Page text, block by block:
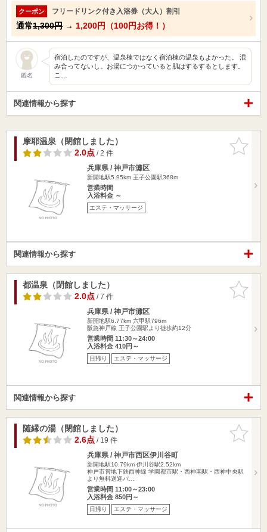
クーポン フリードリンク付き入浴券（大人）割引
通常1,300円 → 1,200円（100円お得！）
匿名
宿泊したのですが、温泉棟ではなく宿泊棟の温泉もよかった。 混
み合ってないし。お湯につかっていると肌はするするとします。
こ…
関連情報から探す
お気に入
りに追加
摩耶温泉（閉館しました）
2.0点/ 2 件
兵庫県 / 神戸市灘区
新開地駅5.95km 王子公園駅368m
営業時間
入浴料金 ～
エステ・マッサージ
関連情報から探す
お気に入
りに追加
都温泉（閉館しました）
2.0点/ 7 件
兵庫県 / 神戸市灘区
新開地駅6.77km 六甲駅796m
阪急神戸線 王子公園駅より徒歩約12分
営業時間 11:30～24:00
入浴料金 410円～
日帰り エステ・マッサージ
関連情報から探す
お気に入
りに追加
随縁の湯（閉館しました）
2.6点/ 19 件
兵庫県 / 神戸市西区伊川谷町
新開地駅10.79km 伊川谷駅2.52km
神戸市営地下鉄西神線 学園都市駅・西神南駅・西神中央駅
より無料送迎バ…
営業時間 11:00～23:00
入浴料金 850円～
日帰り エステ・マッサージ